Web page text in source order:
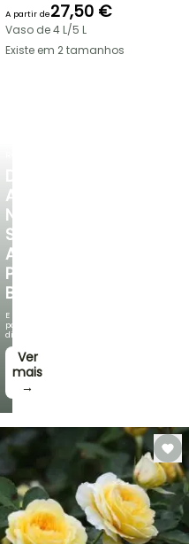
BULBOS
DE
PRIMAVERA
DESCUBRA
A
NOSSA
SELEÇÃO
A
PREÇOS
BAIXOS
E
poupe
dinheiro!
Ver
mais
→
A partir de27,50 €
Vaso de 4 L/5 L
Existe em 2 tamanhos